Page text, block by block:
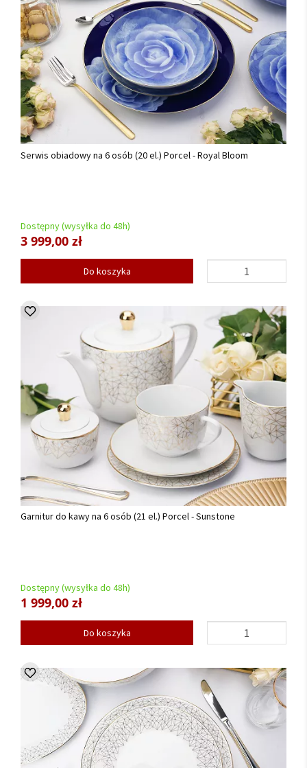
Serwis obiadowy na 6 osób (20 el.) Porcel - Royal Bloom
Dostępny (wysyłka do 48h)
3 999,00 zł
Do koszyka
Garnitur do kawy na 6 osób (21 el.) Porcel - Sunstone
Dostępny (wysyłka do 48h)
1 999,00 zł
Do koszyka